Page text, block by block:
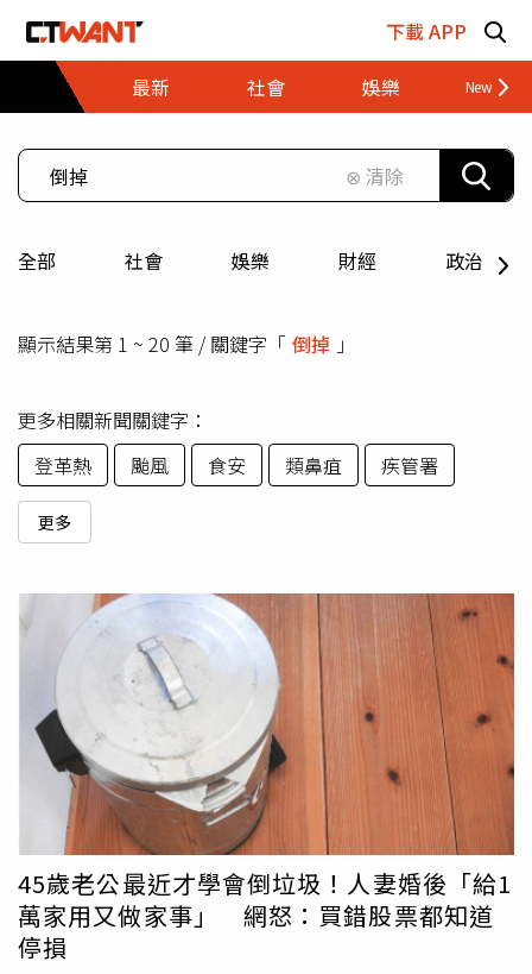
下載 APP
最新
社會 娛樂 財經
⊗ 清除
全部 社會 娛樂 財經 政治
顯示結果第 1 ~ 20 筆 / 關鍵字「 倒掉 」
更多相關新聞關鍵字：
登革熱
颱風 食安 類鼻疽 疾管署
更多
45歲老公最近才學會倒垃圾！人妻婚後「給1
萬家用又做家事」 網怒：買錯股票都知道
停損